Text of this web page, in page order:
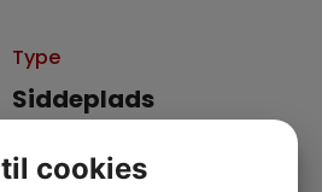
Type
Siddeplads
Dørene åbner
cookies